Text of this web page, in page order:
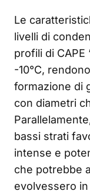
Le
livelli di
profili di CAPE
-10°C,
formazione di
con diametri
bassi strati
intense e
che potrebbe
evolvessero